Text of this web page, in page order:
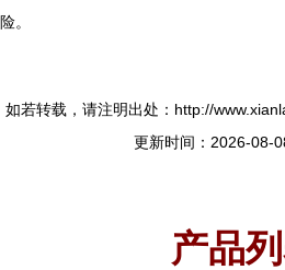
险。
如若转载，请注明出处：http://
更新时间：2026-08-
产品